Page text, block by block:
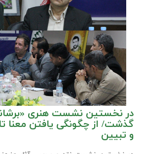
در نخستین نشست هنری
گذشت/ از چگونگی یافتن معنا
و تبیین